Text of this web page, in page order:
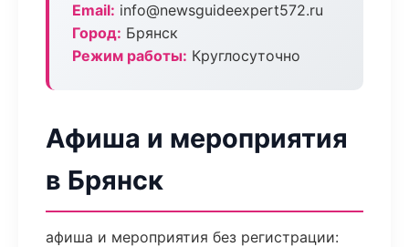
Email: info@newsguideexpert572.ru
Город: Брянск
Режим работы: Круглосуточно
Афиша и мероприятия
в Брянск
афиша и мероприятия без регистрации: